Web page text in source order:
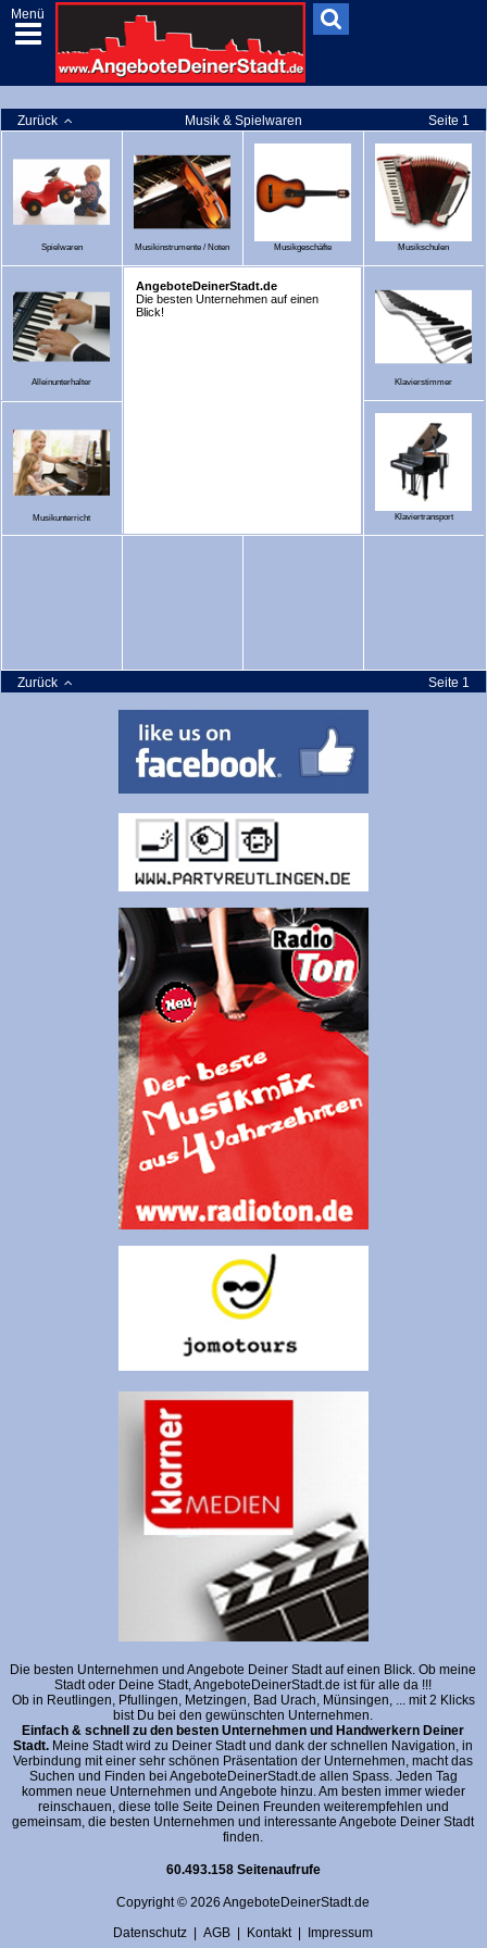
Menü
Zurück Musik & Spielwaren Seite 1
Spielwaren Musikinstrumente / Noten Musikgeschäfte Musikschulen
Alleinunterhalter
AngeboteDeinerStadt.de
Die besten Unternehmen auf einen
Blick!
Klavierstimmer
Musikunterricht Klaviertransport
Zurück Seite 1
Die besten Unternehmen und Angebote Deiner Stadt auf einen Blick. Ob meine
Stadt oder Deine Stadt, AngeboteDeinerStadt.de ist für alle da !!!
Ob in Reutlingen, Pfullingen, Metzingen, Bad Urach, Münsingen, ... mit 2 Klicks
bist Du bei den gewünschten Unternehmen.
Einfach & schnell zu den besten Unternehmen und Handwerkern Deiner
Stadt. Meine Stadt wird zu Deiner Stadt und dank der schnellen Navigation, in
Verbindung mit einer sehr schönen Präsentation der Unternehmen, macht das
Suchen und Finden bei AngeboteDeinerStadt.de allen Spass. Jeden Tag
kommen neue Unternehmen und Angebote hinzu. Am besten immer wieder
reinschauen, diese tolle Seite Deinen Freunden weiterempfehlen und
gemeinsam, die besten Unternehmen und interessante Angebote Deiner Stadt
finden.
60.493.158 Seitenaufrufe
Copyright © 2026 AngeboteDeinerStadt.de
Datenschutz |AGB | Kontakt| Impressum